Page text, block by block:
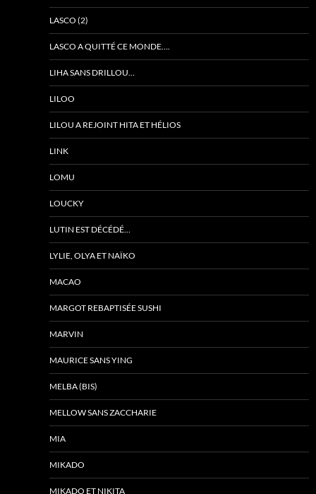
LASCO (2)
LASCO A QUITTÉ CE MONDE….
LIHA SANS DRILLOU…
LILOO
LILOU A REJOINT HITA ET HÉLIOS
LINK
LOMU
LOUCKY
LUTIN EST DÉCÉDÉ…
LYLIE, OLYA ET NAÏKO
MACAO
MARGOT REBAPTISÉE SUSHI
MARVIN
MAURICE SANS YING
MELBA (BIS)
MELLOW SANS ZACCHARIE
MIA
MIKADO
MIKADO ET NIKITA